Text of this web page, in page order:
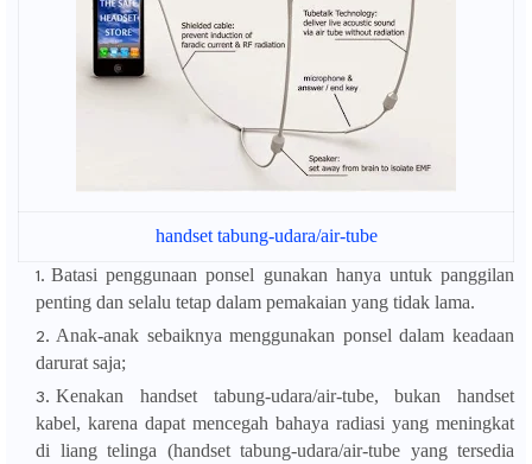
handset tabung-udara/air-tube
Batasi penggunaan ponsel gunakan hanya untuk panggilan
penting dan selalu tetap dalam pemakaian yang tidak lama.
Anak-anak sebaiknya menggunakan ponsel dalam keadaan
darurat saja;
Kenakan handset tabung-udara/air-tube, bukan handset
kabel, karena dapat mencegah bahaya radiasi yang meningkat
di liang telinga (handset tabung-udara/air-tube yang tersedia